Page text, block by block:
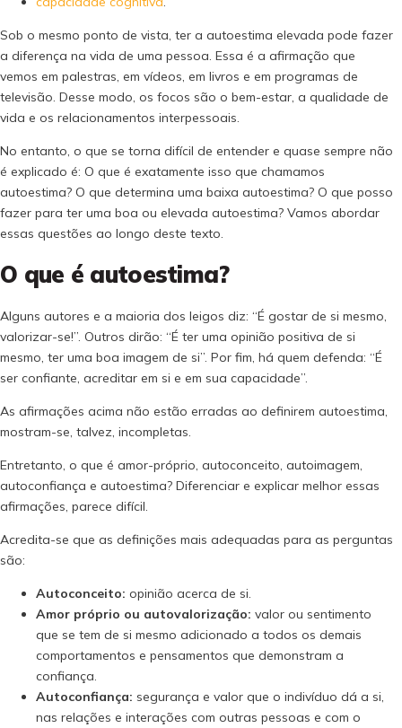
Sob o mesmo ponto de vista, ter a autoestima elevada pode fazer
a diferença na vida de uma pessoa. Essa é a afirmação que
vemos em palestras, em vídeos, em livros e em programas de
televisão. Desse modo, os focos são o bem-estar, a qualidade de
vida e os relacionamentos interpessoais.
No entanto, o que se torna difícil de entender e quase sempre não
é explicado é: O que é exatamente isso que chamamos
autoestima? O que determina uma baixa autoestima? O que posso
fazer para ter uma boa ou elevada autoestima? Vamos abordar
essas questões ao longo deste texto.
O que é autoestima?
Alguns autores e a maioria dos leigos diz: “É gostar de si mesmo,
valorizar-se!”. Outros dirão: “É ter uma opinião positiva de si
mesmo, ter uma boa imagem de si”. Por fim, há quem defenda: “É
ser confiante, acreditar em si e em sua capacidade”.
As afirmações acima não estão erradas ao definirem autoestima,
mostram-se, talvez, incompletas.
Entretanto, o que é amor-próprio, autoconceito, autoimagem,
autoconfiança e autoestima? Diferenciar e explicar melhor essas
afirmações, parece difícil.
Acredita-se que as definições mais adequadas para as perguntas
são:
Autoconceito: opinião acerca de si.
Amor próprio ou autovalorização: valor ou sentimento
que se tem de si mesmo adicionado a todos os demais
comportamentos e pensamentos que demonstram a
confiança.
Autoconfiança: segurança e valor que o indivíduo dá a si,
nas relações e interações com outras pessoas e com o